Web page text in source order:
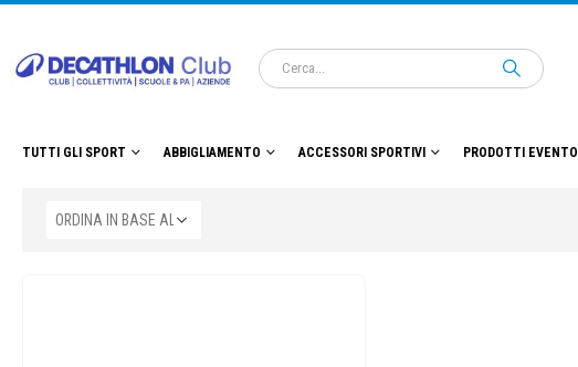
TUTTI GLI SPORT ABBIGLIAMENTO ACCESSORI SPORTIVI PRODOTTI EVENTO